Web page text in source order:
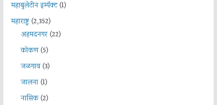
महाबुलेटीन इम्पॅक्ट(1)
महाराष्ट्र(2,352)
अहमदनगर(22)
कोकण(5)
जळगाव(3)
जालना(1)
नासिक(2)